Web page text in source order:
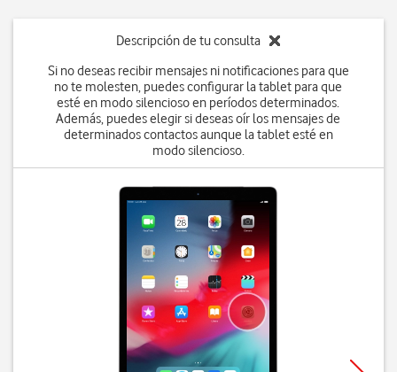
Descripción de tu consulta
Si no deseas recibir mensajes ni notificaciones para que
no te molesten, puedes configurar la tablet para que
esté en modo silencioso en períodos determinados.
Además, puedes elegir si deseas oír los mensajes de
determinados contactos aunque la tablet esté en
modo silencioso.